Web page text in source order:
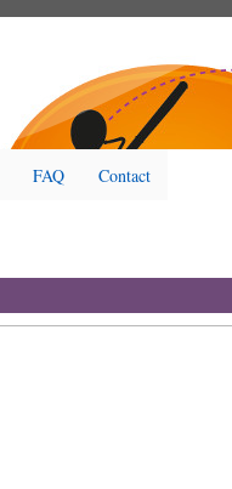
FAQ Contact